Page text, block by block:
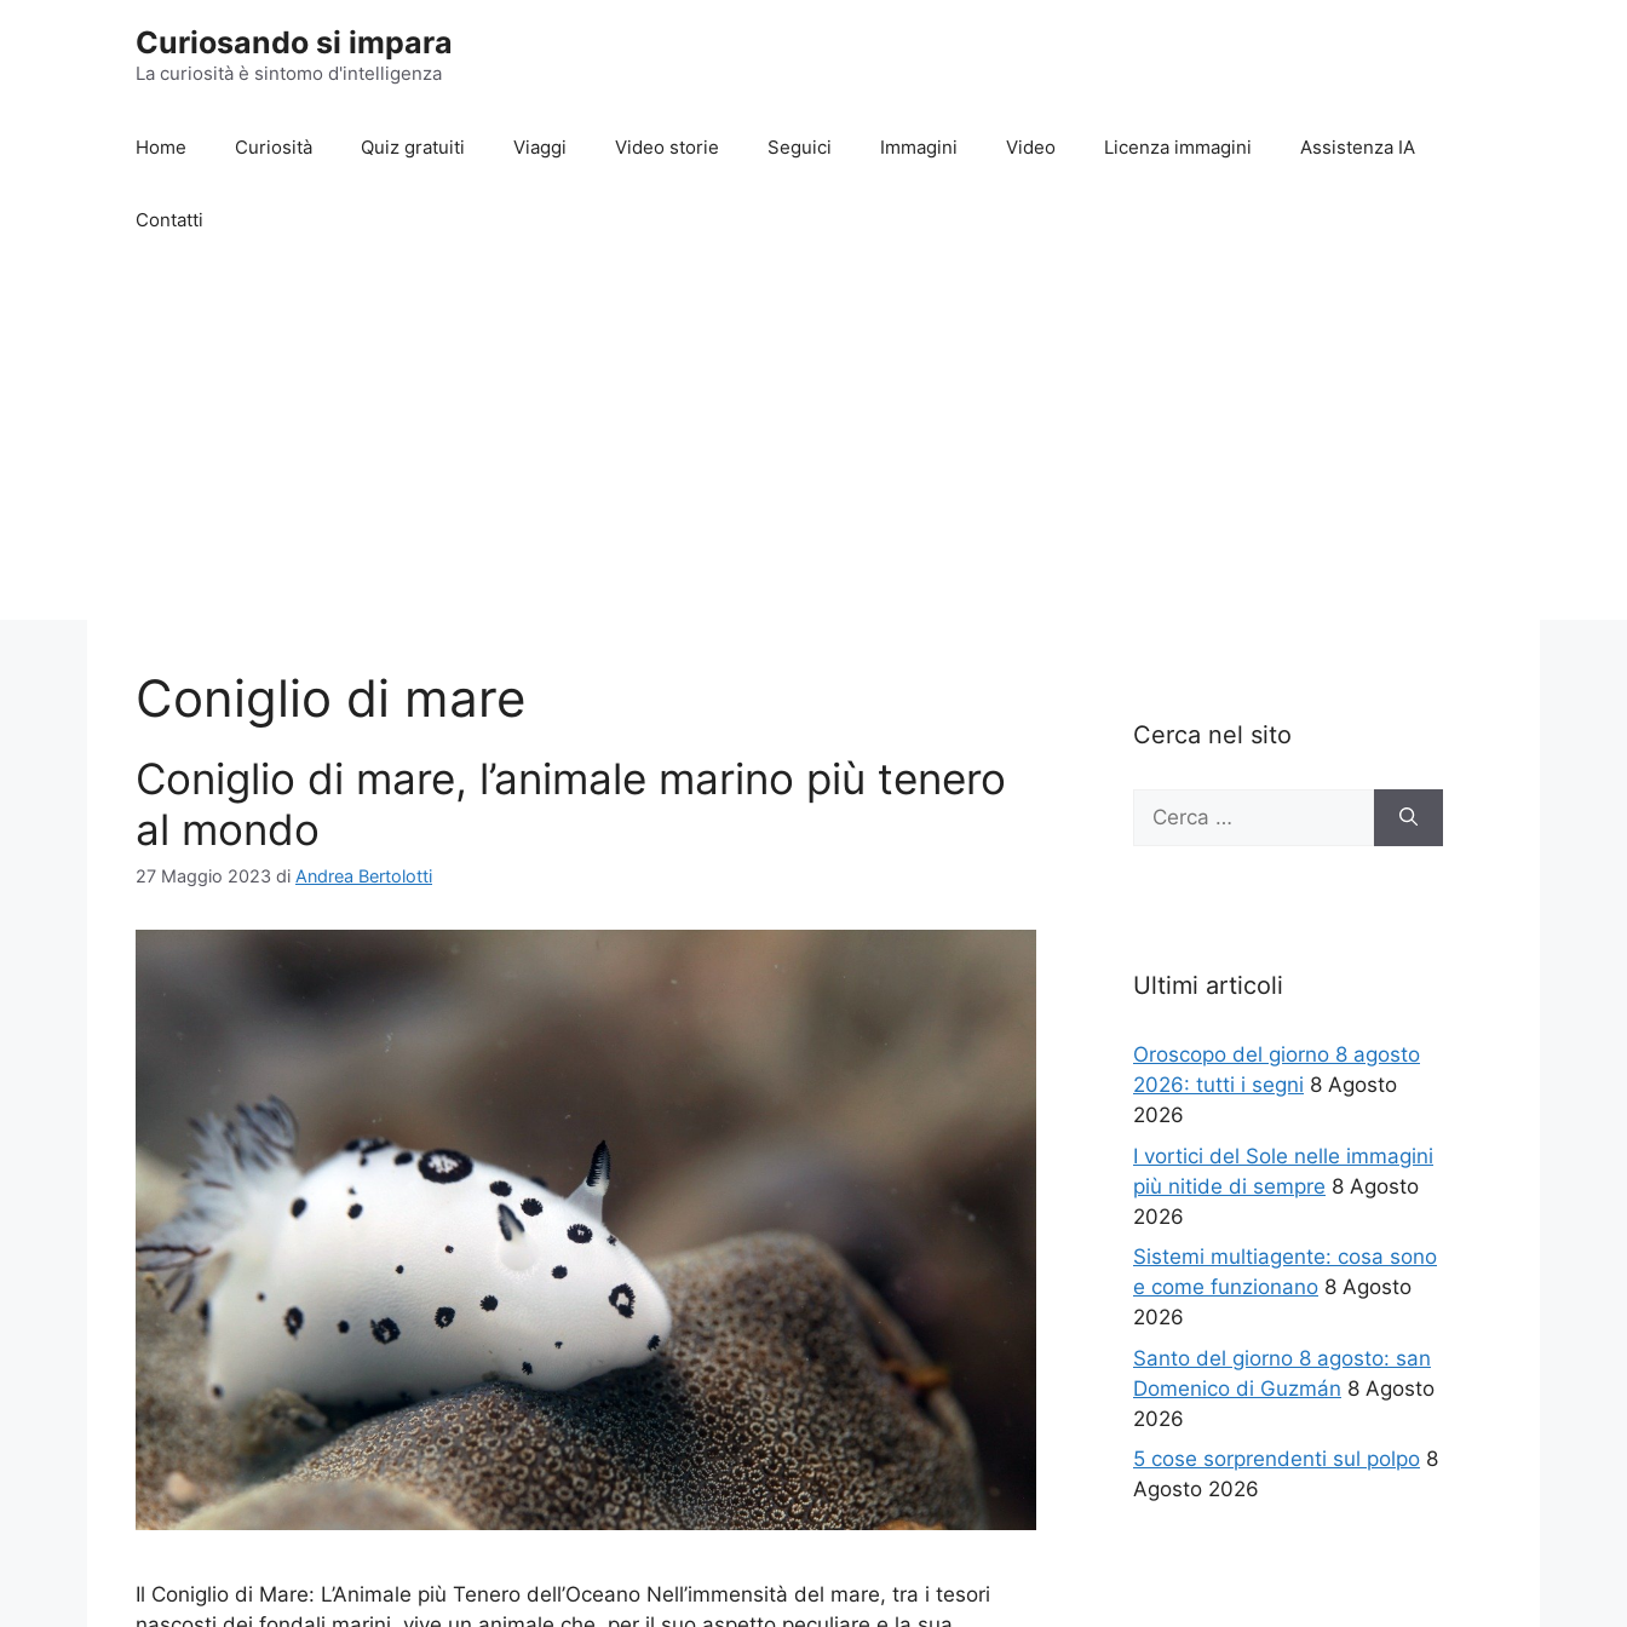
Curiosando si impara
La curiosità è sintomo d'intelligenza
Home Curiosità Quiz gratuiti Viaggi Video storie Seguici Immagini Video Licenza immagini Assistenza IA
Contatti
Coniglio di mare
Coniglio di mare, l’animale marino più tenero
al mondo
27 Maggio 2023 di Andrea Bertolotti
Il Coniglio di Mare: L’Animale più Tenero dell’Oceano Nell’immensità del mare, tra i tesori
Cerca nel sito
Ricerca
Ultimi articoli
Oroscopo del giorno 8 agosto
2026: tutti i segni 8 Agosto
2026
I vortici del Sole nelle immagini
più nitide di sempre 8 Agosto
2026
Sistemi multiagente: cosa sono
e come funzionano 8 Agosto
2026
Santo del giorno 8 agosto: san
Domenico di Guzmán 8 Agosto
2026
5 cose sorprendenti sul polpo 8
Agosto 2026